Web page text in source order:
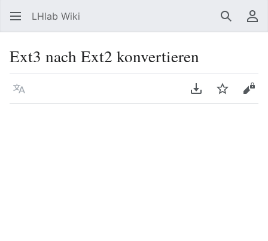
LHlab Wiki Suchen
Ext3 nach Ext2 konvertieren
Sprache PDF